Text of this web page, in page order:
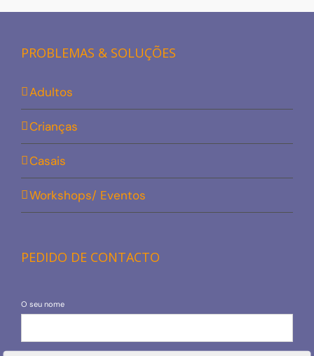
PROBLEMAS & SOLUÇÕES
Adultos
Crianças
Casais
Workshops/ Eventos
PEDIDO DE CONTACTO
O seu nome